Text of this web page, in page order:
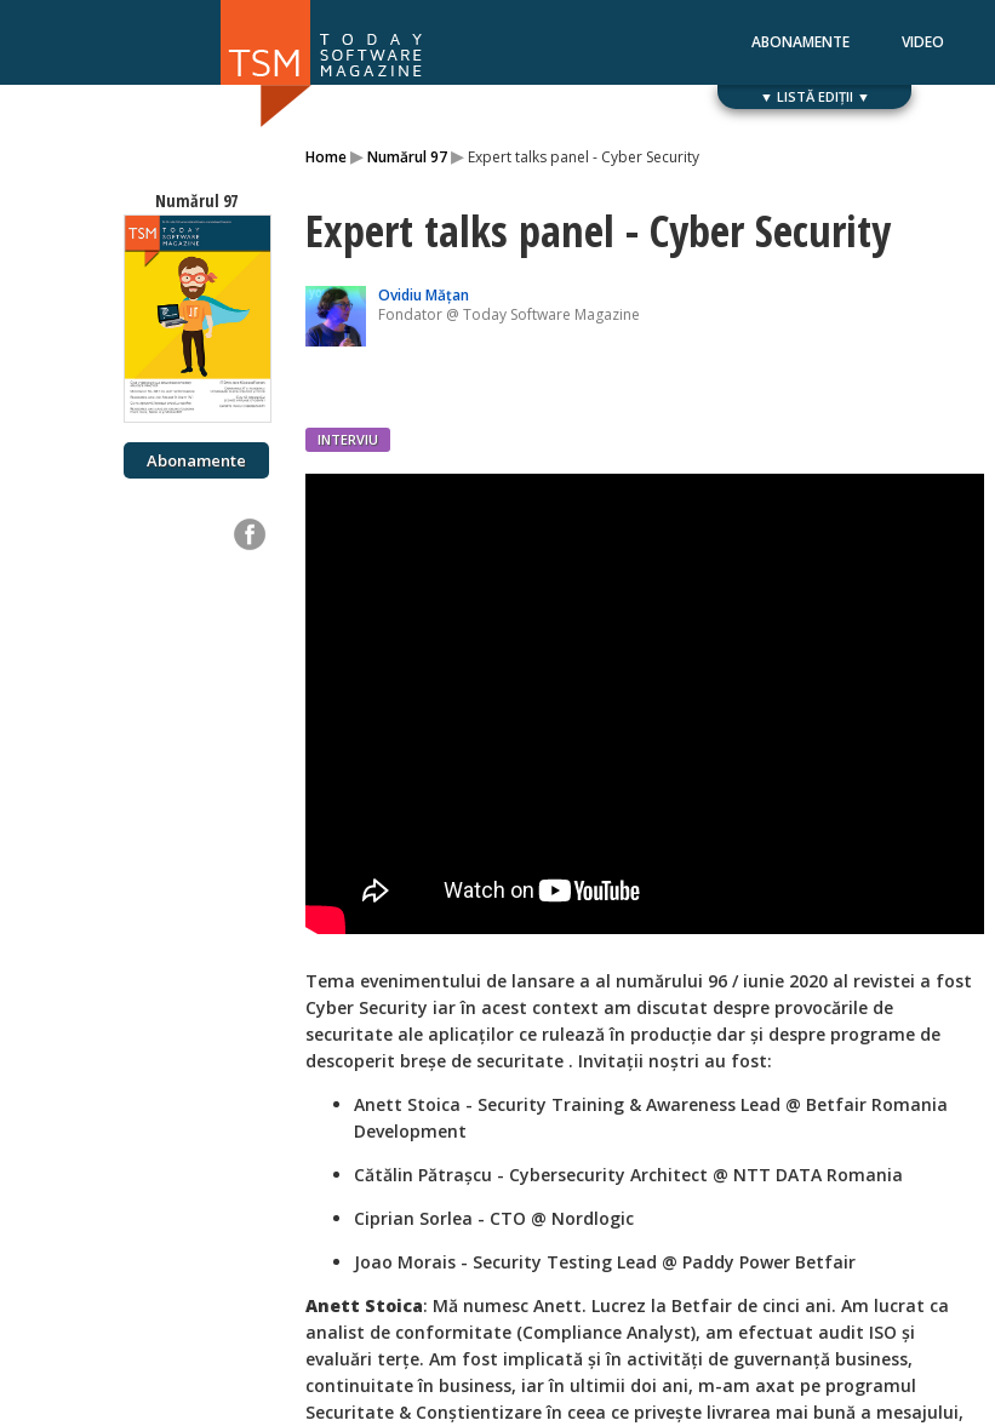
ABONAMENTE VIDEO
▼ LISTĂ EDIȚII ▼
Home▸Numărul 97▸ Expert talks panel - Cyber Security
Numărul 97
Abonamente
Expert talks panel - Cyber Security
Ovidiu Mățan
Fondator @ Today Software Magazine
INTERVIU
Tema evenimentului de lansare a al numărului 96 / iunie 2020 al revistei a fost
Cyber Security iar în acest context am discutat despre provocările de
securitate ale aplicaților ce rulează în producție dar și despre programe de
descoperit breșe de securitate . Invitații noștri au fost:
Anett Stoica - Security Training & Awareness Lead @ Betfair Romania
Development
Cătălin Pătrașcu - Cybersecurity Architect @ NTT DATA Romania
Ciprian Sorlea - CTO @ Nordlogic
Joao Morais - Security Testing Lead @ Paddy Power Betfair
Anett Stoica: Mă numesc Anett. Lucrez la Betfair de cinci ani. Am lucrat ca
analist de conformitate (Compliance Analyst), am efectuat audit ISO și
evaluări terțe. Am fost implicată și în activități de guvernanță business,
continuitate în business, iar în ultimii doi ani, m-am axat pe programul
Securitate & Conștientizare în ceea ce privește livrarea mai bună a mesajului,